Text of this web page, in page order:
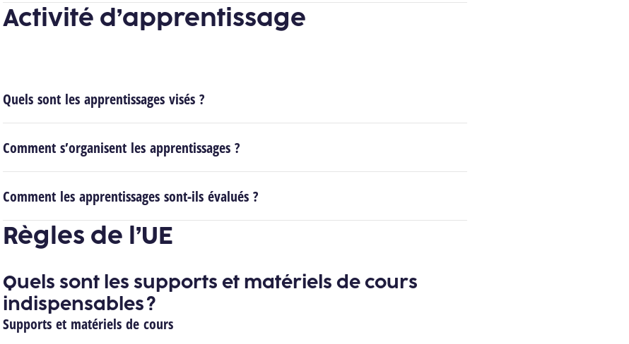
Activité d’apprentissage
Quels sont les apprentissages visés ?
Comment s’organisent les apprentissages ?
Comment les apprentissages sont-ils évalués ?
Règles de l’UE
Quels sont les supports et matériels de cours
indispensables ?
Supports et matériels de cours